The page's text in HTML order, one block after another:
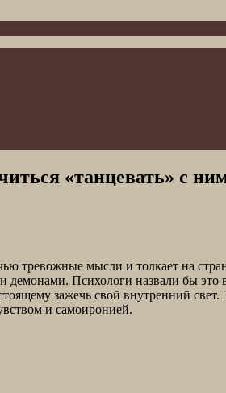
«танцевать» с
тревожные мысли и толкает на
Психологи назвали бы
зажечь свой внутренний свет.
и самоиронией.